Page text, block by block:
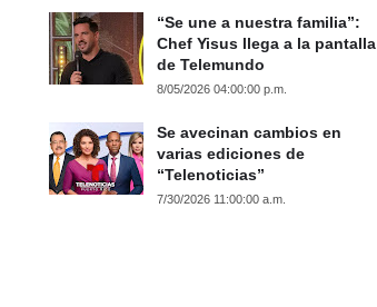
“Se une a nuestra familia”:
Chef Yisus llega a la pantalla
de Telemundo
8/05/2026 04:00:00 p.m.
Se avecinan cambios en
varias ediciones de
“Telenoticias”
7/30/2026 11:00:00 a.m.